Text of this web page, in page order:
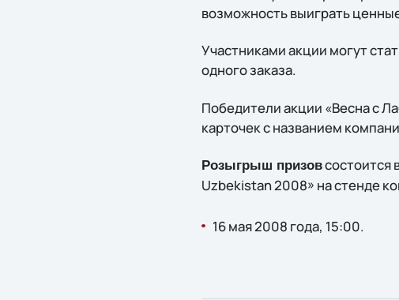
возможность выиграть
Участниками акции могут
одного заказа.
Победители акции «Весна с
карточек с названием
Розыгрыш призовсостоится
Uzbekistan 2008» на стенде
16 мая 2008 года, 15:00.